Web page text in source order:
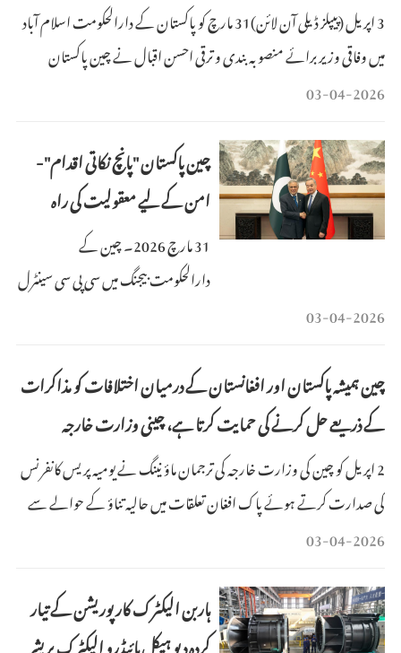
3 اپریل (پیپلز ڈیلی آن لائن)31 مارچ کو پاکستان کے دارالحکومت اسلام آباد
میں وفاقی وزیر برائے منصوبہ بندی و ترقی احسن اقبال نے چین پاکستان
اقتصادی راہداری (سی پیک) کے بہترین ملازمین کی سالانہ ایوارڈ تقریب سے
03-04-2026
چین پاکستان "پانچ نکاتی اقدام"-
امن کے لیے معقولیت کی راہ
31 مارچ 2026۔ چین کے
دارالحکومت بیجنگ میں سی پی سی سینٹرل
نائب وزیر اعظم اور وزیر خارجہ محمد
اسحاق ڈار کے ساتھ مذاکرات کر تے
ہوئے۔ (تصویر: شِنہوا)
03-04-2026
چین ہمیشہ پاکستان اور افغانستان کے درمیان اختلافات کو مذاکرات
کے ذریعے حل کرنے کی حمایت کرتا ہے، چینی وزارت خارجہ
2 اپریل کو چین کی وزارت خارجہ کی ترجمان ماؤ نینگ نے یومیہ پریس کانفرنس
کی صدارت کرتے ہوئے پاک افغان تعلقات میں حالیہ تناؤ کے حوالے سے
کہا کہ پاکستان اور افغانستان دونوں چین کے پڑوسی ہیں، اور چین ہمیشہ اس
اپنے اختلافات کو مناسب طور پر
03-04-2026
ہاربن الیکٹرک کارپوریشن کے تیار
کردہ دیو ہیکل ہائیڈرو الیکٹرک پریشر